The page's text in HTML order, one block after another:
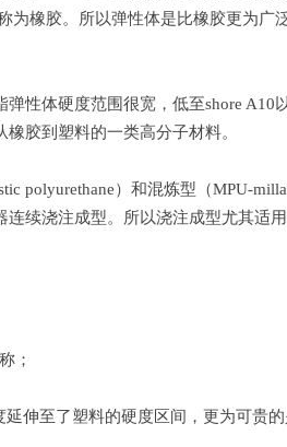
橡胶。所以弹性体是比橡胶更为
性体硬度范围很宽，低至shore A10
胶到塑料的一类高分子材料。
polyurethane）和混炼型（MPU-
续浇注成型。所以浇注成型尤其适
；
伸至了塑料的硬度区间，更为可贵